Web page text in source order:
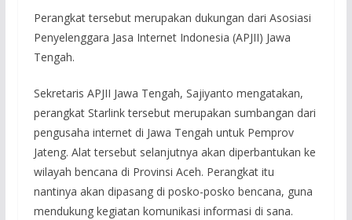
Perangkat tersebut merupakan dukungan dari Asosiasi
Penyelenggara Jasa Internet Indonesia (APJII) Jawa
Tengah.
Sekretaris APJII Jawa Tengah, Sajiyanto mengatakan,
perangkat Starlink tersebut merupakan sumbangan dari
pengusaha internet di Jawa Tengah untuk Pemprov
Jateng. Alat tersebut selanjutnya akan diperbantukan ke
wilayah bencana di Provinsi Aceh. Perangkat itu
nantinya akan dipasang di posko-posko bencana, guna
mendukung kegiatan komunikasi informasi di sana.